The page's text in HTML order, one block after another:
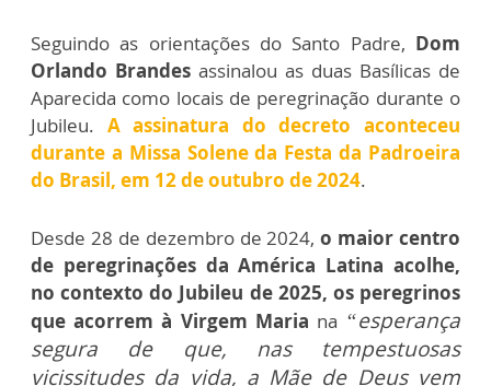
Seguindo as orientações do Santo Padre, Dom
Orlando Brandes assinalou as duas Basílicas de
Aparecida como locais de peregrinação durante o
Jubileu. A assinatura do decreto aconteceu
durante a Missa Solene da Festa da Padroeira
do Brasil, em 12 de outubro de 2024.
Desde 28 de dezembro de 2024,o maior centro
de peregrinações da América Latina acolhe,
no contexto do Jubileu de 2025, os peregrinos
que acorrem à Virgem Maria na “esperança
segura de que, nas tempestuosas
vicissitudes da vida, a Mãe de Deus vem